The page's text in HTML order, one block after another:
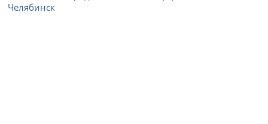
Челябинск